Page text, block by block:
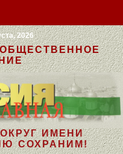
2026
ИМЕНИ
СОХРАНИМ!